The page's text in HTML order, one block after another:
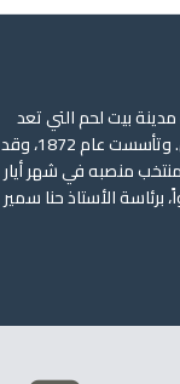
بيت لحم التي تعد
من أقدم البلديات في فلسطين. وتأسست عام 1872، وقد
منصبه في شهر أيار
ويتألف من 15 عضواً، برئاسة الأستاذ حنا سمير